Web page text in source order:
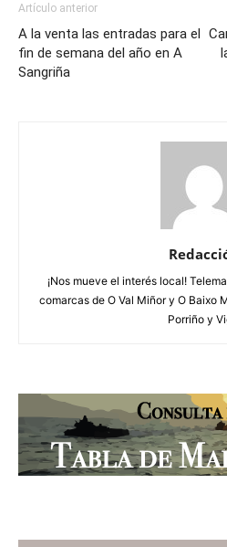
Artículo anterior
A la venta las entradas para el
fin de semana del año en A
Sangriña
¡Nos mueve el interés local!
comarcas de O Val Miñor y O Baixo
Porriño y